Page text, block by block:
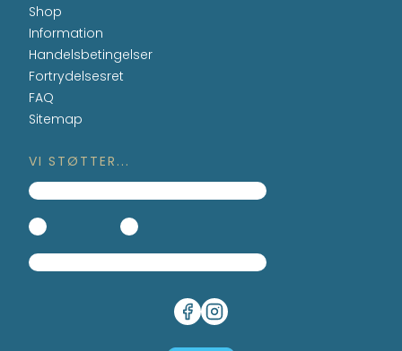
Shop
Information
Handelsbetingelser
Fortrydelsesret
FAQ
Sitemap
VI STØTTER...